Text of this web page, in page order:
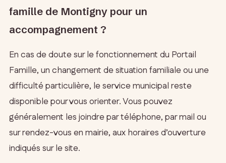
famille de Montigny pour un
accompagnement ?
En cas de doute sur le fonctionnement du Portail
Famille, un changement de situation familiale ou une
difficulté particulière, le service municipal reste
disponible pour vous orienter. Vous pouvez
généralement les joindre par téléphone, par mail ou
sur rendez-vous en mairie, aux horaires d’ouverture
indiqués sur le site.